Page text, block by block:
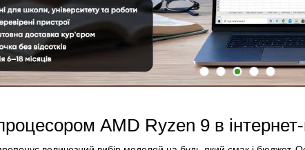
AMD Ryzen 9 в